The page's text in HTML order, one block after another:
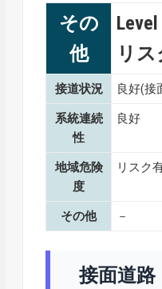
その
他
リ
接道状況 良好(接
系統連続
性
良好
地域危険
度
リスク
その他 －
接面道路